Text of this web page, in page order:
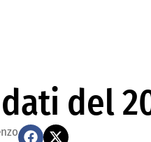
del